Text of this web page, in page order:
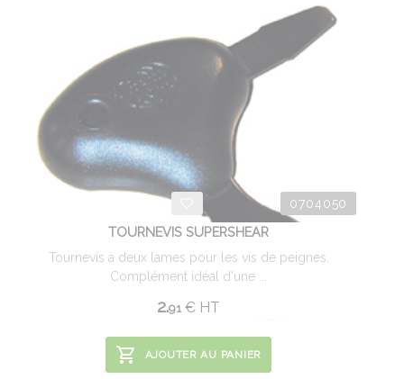
0704050
TOURNEVIS SUPERSHEAR
Tournevis à deux lames pour les vis de peignes.
Complément idéal d'une ...
2.91 € HT
AJOUTER AU PANIER